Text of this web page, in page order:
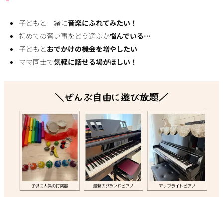
子どもと一緒に音楽にふれてみたい！
初めての習い事をどう選ぶか悩んでいる…
子どもとおでかけの機会を増やしたい
ママ同士で気軽に話せる場がほしい！